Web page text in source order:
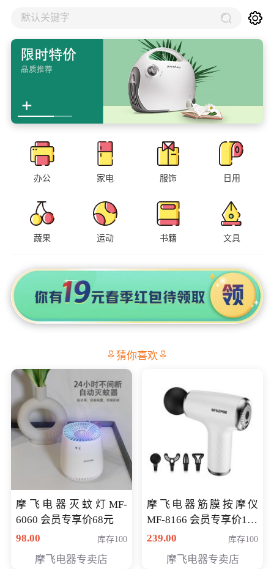
默认关键字
办公 家电 服饰 日用
蔬果 运动 书籍 文具
猜你喜欢
摩飞电器灭蚊灯MF-
6060 会员专享价68元
98.00
库存100
摩飞电器专卖店
摩飞电器筋膜按摩仪
MF-8166 会员专享价168
元
239.00 库存100
摩飞电器专卖店